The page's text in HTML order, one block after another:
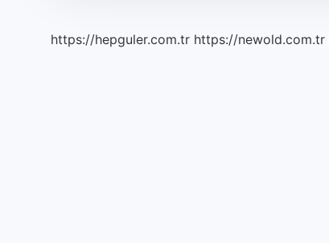
https://hepguler.com.tr https://newold.com.tr